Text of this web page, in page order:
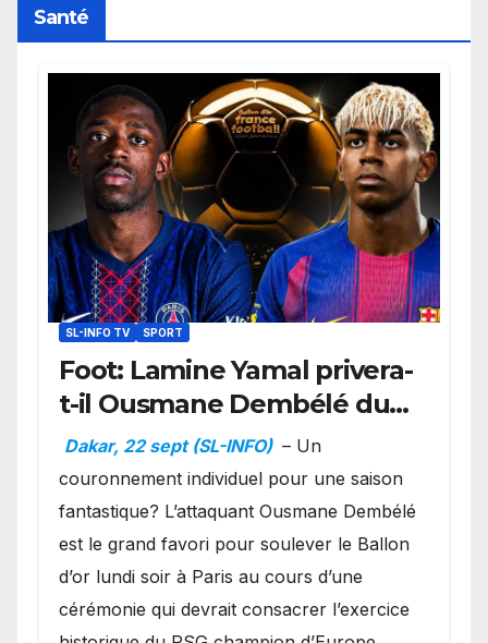
Santé
SL-INFO TV SPORT
Foot: Lamine Yamal privera-
t-il Ousmane Dembélé du
Ballon d’or ?
Dakar, 22 sept (SL-INFO) – Un
couronnement individuel pour une saison
fantastique? L’attaquant Ousmane Dembélé
est le grand favori pour soulever le Ballon
d’or lundi soir à Paris au cours d’une
cérémonie qui devrait consacrer l’exercice